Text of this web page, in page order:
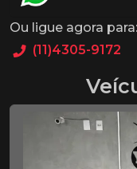
Ou ligue agora para:
(11)4305-9172